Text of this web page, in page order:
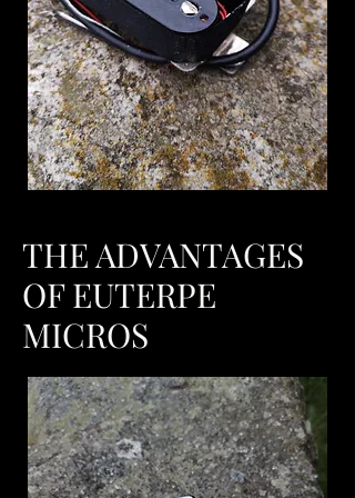
THE ADVANTAGES
OF EUTERPE
MICROS